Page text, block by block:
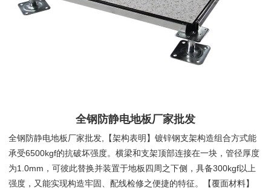
全钢防静电地板厂家批发
全钢防静电地板厂家批发,【架构表明】镀锌钢支架构造组合方式能
承受6500kgf的抗破坏强度。横梁和支架顶部连接在一块，管径厚度
为1.0mm，可彼此替换并装置于地板四周之下侧，具备300kgf以上
强度，又能实现构造牢固、配线检修之便捷的特征。【覆面材料】